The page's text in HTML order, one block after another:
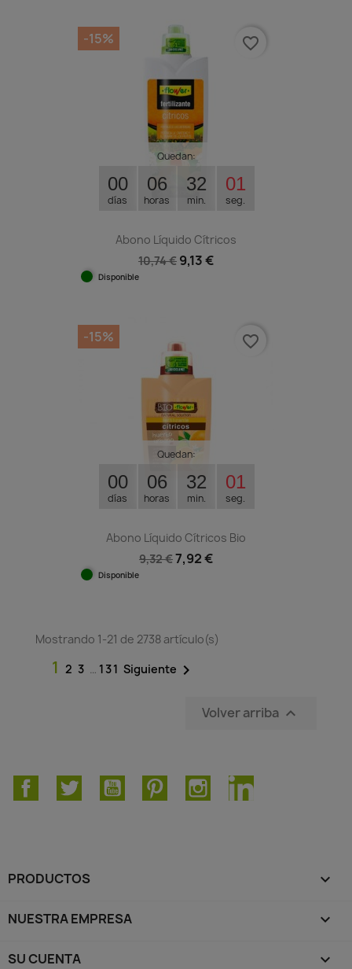
Quedan:
00
días
06
horas
32
min.
00
seg.
Abono Líquido Cítricos
10,74 € 9,13 €
Disponible
-15% favorite_border
Quedan:
00
días
06
horas
32
min.
00
seg.
Abono Líquido Cítricos Bio
9,32 €7,92 €
Disponible
-15% favorite_border
Mostrando 1-21 de 2738 artículo(s)
1 2 3 … 131 Siguiente 
Volver arriba 
FacebookTwitter YouTube PinterestInstagramLinkedIn
PRODUCTOS 
NUESTRA EMPRESA 
SU CUENTA 